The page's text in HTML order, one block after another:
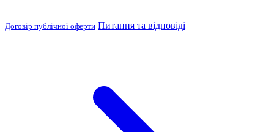
Договір публічної оферти Питання та відповіді